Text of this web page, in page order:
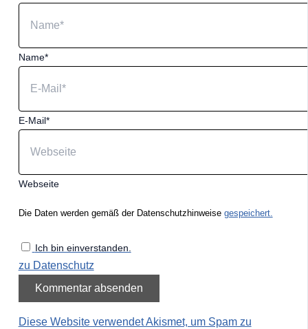
Name*
E-Mail*
Webseite
Die Daten werden gemäß der Datenschutzhinweise gespeichert.
Ich bin einverstanden.
zu Datenschutz
Diese Website verwendet Akismet, um Spam zu